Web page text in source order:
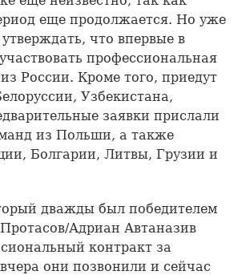
еще продолжается. Но уже
что впервые в
профессиональная
России. Кроме того, приедут
Узбекистана,
заявки прислали
из Польши, а также
Болгарии, Литвы, Грузии и
дважды был победителем
Адриан Автаназив
контракт за
они позвонили и сейчас